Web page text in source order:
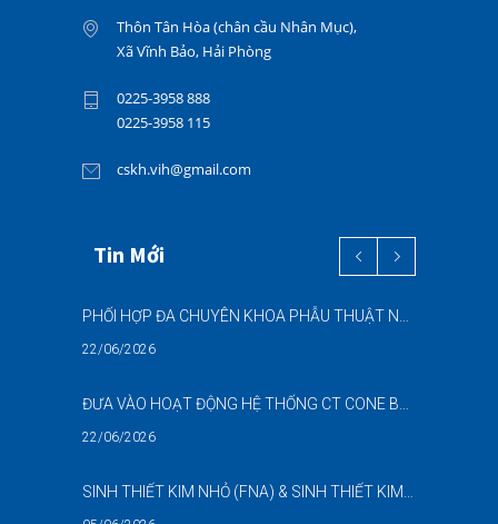
Thôn Tân Hòa (chân cầu Nhân Mục),
Xã Vĩnh Bảo, Hải Phòng
0225-3958 888
0225-3958 115
cskh.vih@gmail.com
Tin Mới
22/06/2026
22/06/2026